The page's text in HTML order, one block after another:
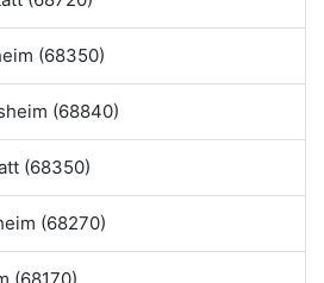
(68350)
(68840)
(68350)
(68270)